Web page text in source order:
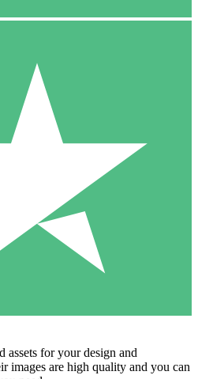
assets for your design and
images are high quality and you can